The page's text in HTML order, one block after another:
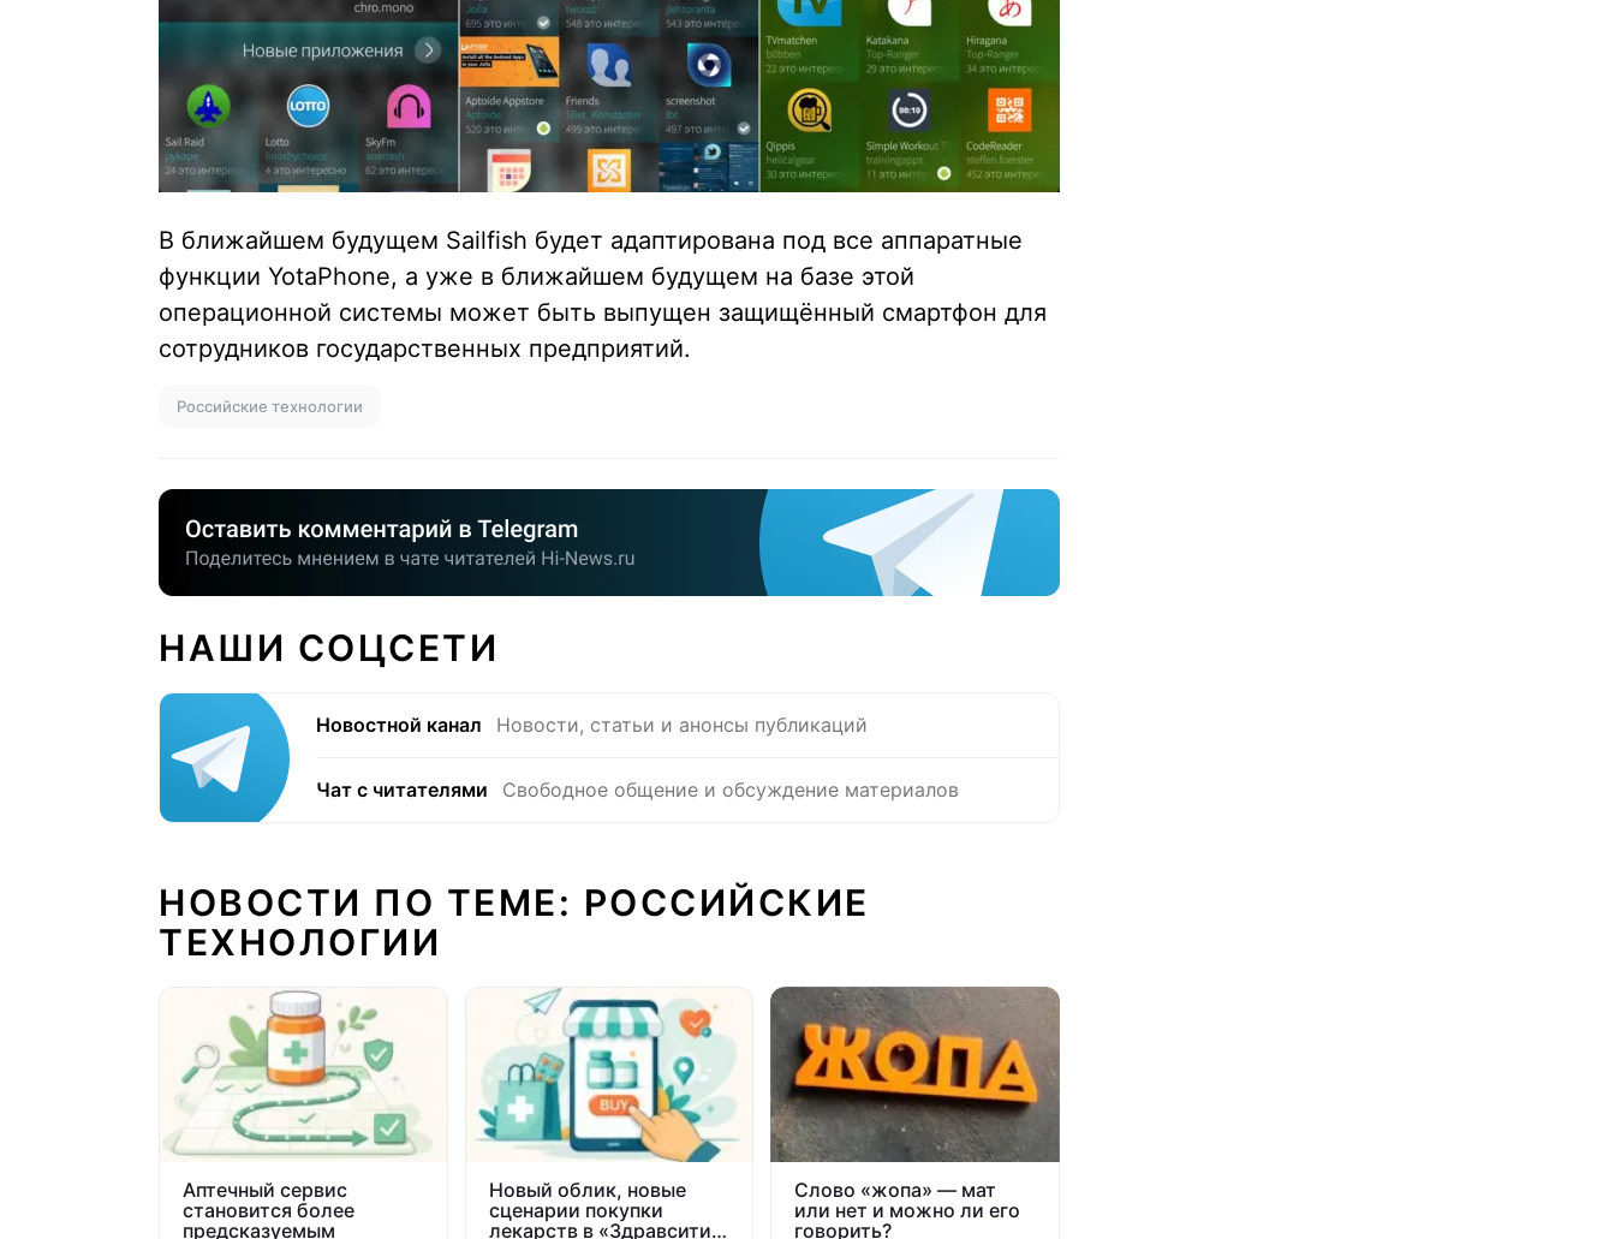
В ближайшем будущем Sailfish будет адаптирована под все аппаратные
функции YotaPhone, а уже в ближайшем будущем на базе этой
операционной системы может быть выпущен защищённый смартфон для
сотрудников государственных предприятий.
Российские технологии
НАШИ СОЦСЕТИ
Новостной канал Новости, статьи и анонсы публикаций
Чат с читателями Свободное общение и обсуждение материалов
НОВОСТИ ПО ТЕМЕ: РОССИЙСКИЕ
ТЕХНОЛОГИИ
Аптечный сервис
становится более
предсказуемым
Новый облик, новые
сценарии покупки
лекарств в «Здравсити
Слово «жопа» — мат
или нет и можно ли его
говорить?